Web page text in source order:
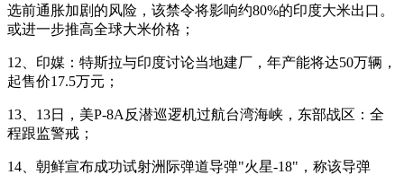
选前通胀加剧的风险，该禁令将影响约80%的印度大米出口。
或进一步推高全球大米价格；
12、印媒：特斯拉与印度讨论当地建厂，年产能将达50万辆，
起售价17.5万元；
13、13日，美P-8A反潜巡逻机过航台湾海峡，东部战区：全
程跟监警戒；
14、朝鲜宣布成功试射洲际弹道导弹"火星-18"，称该导弹